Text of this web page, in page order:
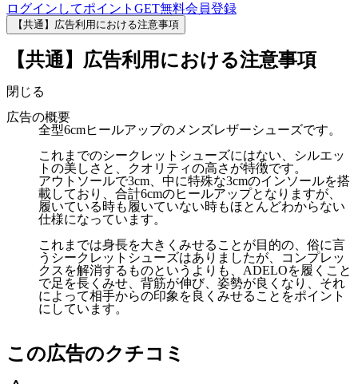
ログインしてポイントGET無料会員登録
【共通】広告利用における注意事項
【共通】広告利用における注意事項
閉じる
広告の概要
全型6cmヒールアップのメンズレザーシューズです。
これまでのシークレットシューズにはない、シルエッ
トの美しさと、クオリティの高さが特徴です。
アウトソールで3cm、中に特殊な3cmのインソールを搭
載しており、合計6cmのヒールアップとなりますが、
履いている時も履いていない時もほとんどわからない
仕様になっています。
これまでは身長を大きくみせることが目的の、俗に言
うシークレットシューズはありましたが、コンプレッ
クスを解消するものというよりも、ADELOを履くこと
で足を長くみせ、背筋が伸び、姿勢が良くなり、それ
によって相手からの印象を良くみせることをポイント
にしています。
この広告のクチコミ